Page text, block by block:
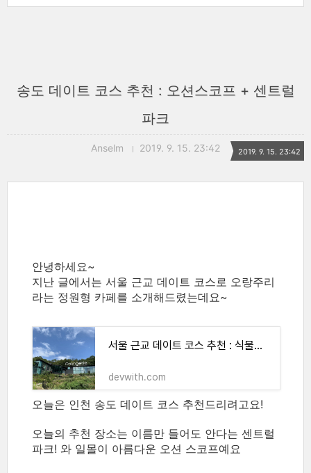
송도 데이트 코스 추천 : 오션스코프 + 센트럴
파크
Anselm 2019. 9. 15. 23:42 2019. 9. 15. 23:42
안녕하세요~
지난 글에서는 서울 근교 데이트 코스로 오랑주리
라는 정원형 카페를 소개해드렸는데요~
서울 근교 데이트 코스 추천 : 식물원 카페 오랑주리 Orangerie
devwith.com
오늘은 인천 송도 데이트 코스 추천드리려고요!
오늘의 추천 장소는 이름만 들어도 안다는 센트럴
파크! 와 일몰이 아름다운 오션 스코프예요